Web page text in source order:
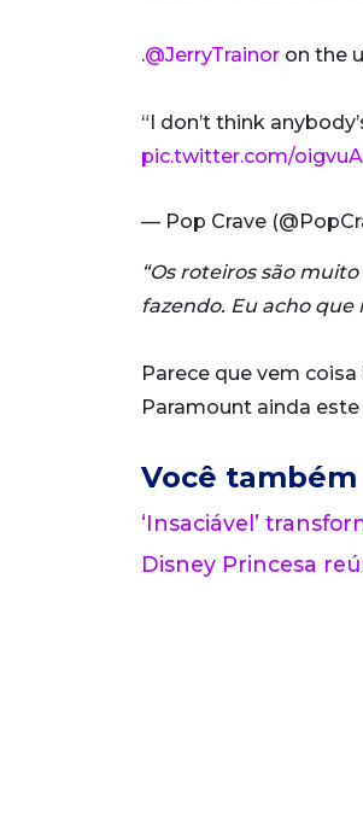
.@JerryTrainor on the
“I don’t think
pic.twitter.com/
— Pop Crave
“Os roteiros são
fazendo. Eu acho
Parece que vem
Paramount ainda
Você
‘Insaciável’
Disney Princesa